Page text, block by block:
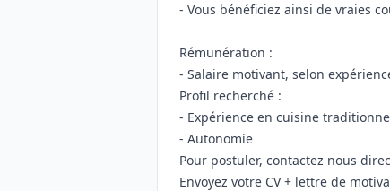
- Vous bénéficiez ainsi de vraies
Rémunération :
- Salaire motivant, selon
Profil recherché :
- Expérience en cuisine
- Autonomie
Pour postuler, contactez nous
Envoyez votre CV + lettre de